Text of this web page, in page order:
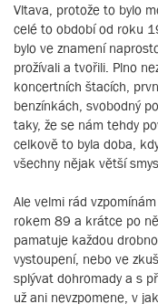
Vltava, protože to bylo
celé to období od roku
bylo ve znamení
prožívali a tvořili. Plno
koncertních štacích,
benzínkách, svobodný
taky, že se nám tehdy
celkově to byla doba,
všechny nějak větší
Ale velmi rád
rokem 89 a krátce po
pamatuje každou
vystoupení, nebo ve
splývat dohromady a s
už ani nevzpomene, v